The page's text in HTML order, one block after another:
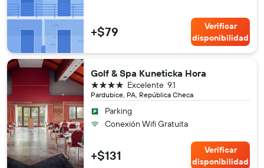
+$79
Verificar
disponibilidad
Golf & Spa Kuneticka Hora
Pardubice, PA, República Checa
9.1
Excelente
4 estrellas
Parking
Conexión Wifi Gratuita
+$131
Verificar
disponibilidad